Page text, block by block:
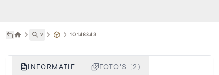
˅ 10148843
INFORMATIE FOTO'S (2)